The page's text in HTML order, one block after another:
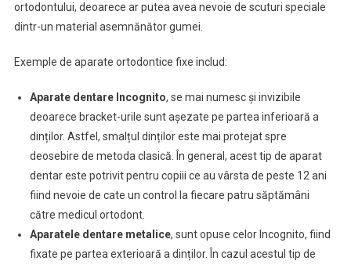
ortodontului, deoarece ar putea avea nevoie de scuturi speciale
dintr-un material asemnănător gumei.
Exemple de aparate ortodontice fixe includ:
Aparate dentare Incognito, se mai numesc și invizibile
deoarece bracket-urile sunt așezate pe partea inferioară a
dinților. Astfel, smalțul dinților este mai protejat spre
deosebire de metoda clasică. În general, acest tip de aparat
dentar este potrivit pentru copiii ce au vârsta de peste 12 ani
fiind nevoie de cate un control la fiecare patru săptămâni
către medicul ortodont.
Aparatele dentare metalice, sunt opuse celor Incognito, fiind
fixate pe partea exterioară a dinților. În cazul acestul tip de